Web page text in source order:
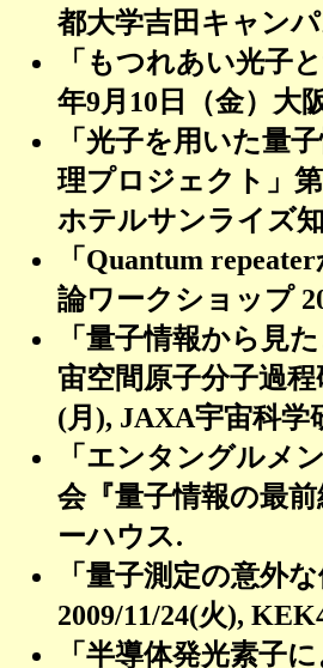
都大学吉田キャン
「もつれあい光子
年9月10日（金）大
「光子を用いた量子
理プロジェクト」
ホテルサンライズ
「 Quantum repeater
論ワークショップ
「量子情報から見
宙空間原子分子過
(月 ), JAXA宇宙科学
「エンタングルメ
会『量子情報の最
ーハウス.
「量子測定の意外な
2009/11/24(火),
「半導体発光素子